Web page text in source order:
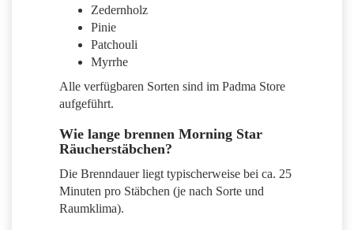
Zedernholz
Pinie
Patchouli
Myrrhe
Alle verfügbaren Sorten sind im Padma Store
aufgeführt.
Wie lange brennen Morning Star
Räucherstäbchen?
Die Brenndauer liegt typischerweise bei ca. 25
Minuten pro Stäbchen (je nach Sorte und
Raumklima).